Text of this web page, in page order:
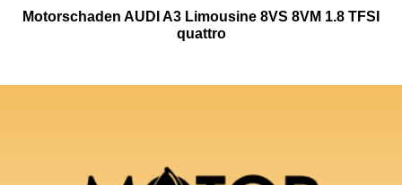
Motorschaden AUDI A3 Limousine 8VS 8VM 1.8 TFSI
quattro